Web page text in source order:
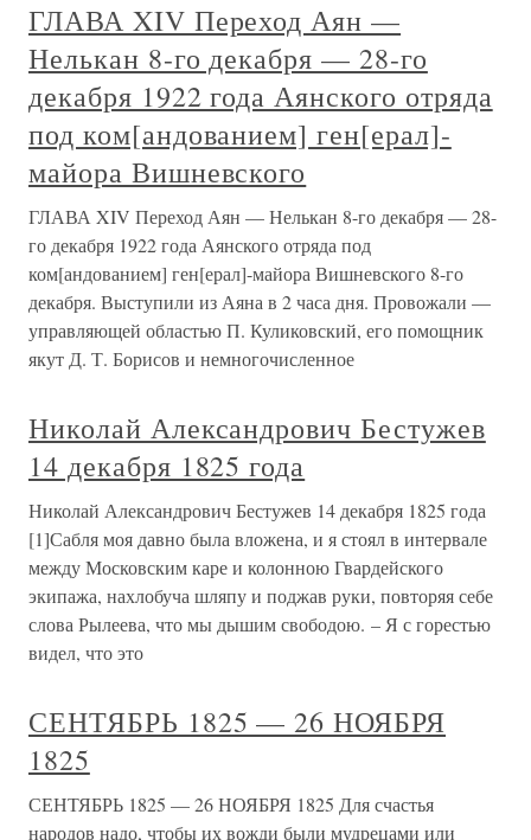
ГЛАВА XIV Переход Аян —
Нелькан 8-го декабря — 28-го
декабря 1922 года Аянского отряда
под ком[андованием] ген[ерал]-
майора Вишневского
ГЛАВА XIV Переход Аян — Нелькан 8-го декабря — 28-
го декабря 1922 года Аянского отряда под
ком[андованием] ген[ерал]-майора Вишневского 8-го
декабря. Выступили из Аяна в 2 часа дня. Провожали —
управляющей областью П. Куликовский, его помощник
якут Д. Т. Борисов и немногочисленное
Николай Александрович Бестужев
14 декабря 1825 года
Николай Александрович Бестужев 14 декабря 1825 года
[1]Сабля моя давно была вложена, и я стоял в интервале
между Московским каре и колонною Гвардейского
экипажа, нахлобуча шляпу и поджав руки, повторяя себе
слова Рылеева, что мы дышим свободою. – Я с горестью
видел, что это
СЕНТЯБРЬ 1825 — 26 НОЯБРЯ
1825
СЕНТЯБРЬ 1825 — 26 НОЯБРЯ 1825 Для счастья
народов надо, чтобы их вожди были мудрецами или